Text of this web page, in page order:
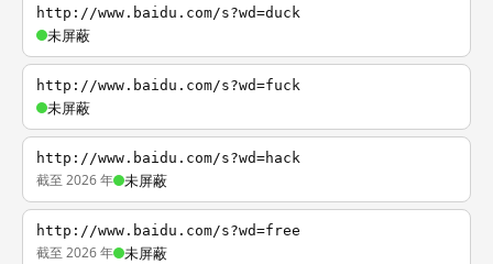
http://www.baidu.com/s?wd=duck
未屏蔽
http://www.baidu.com/s?wd=fuck
未屏蔽
http://www.baidu.com/s?wd=hack
截至 2026 年 未屏蔽
http://www.baidu.com/s?wd=free
截至 2026 年 未屏蔽